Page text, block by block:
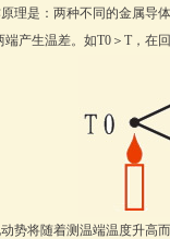
理是：两种不同的金属导
产生温差。如T0＞T，在
势将随着测温端温度升高